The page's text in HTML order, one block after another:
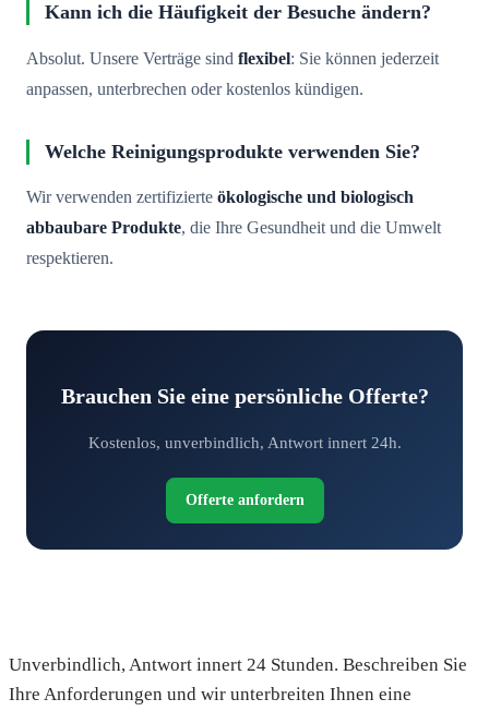
Kann ich die Häufigkeit der Besuche ändern?
Absolut. Unsere Verträge sind flexibel: Sie können jederzeit
anpassen, unterbrechen oder kostenlos kündigen.
Welche Reinigungsprodukte verwenden Sie?
Wir verwenden zertifizierte ökologische und biologisch
abbaubare Produkte, die Ihre Gesundheit und die Umwelt
respektieren.
Brauchen Sie eine persönliche Offerte?
Kostenlos, unverbindlich, Antwort innert 24h.
Offerte anfordern
Unverbindlich, Antwort innert 24 Stunden. Beschreiben Sie
Ihre Anforderungen und wir unterbreiten Ihnen eine